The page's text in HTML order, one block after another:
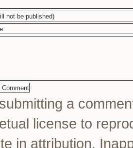
a
license to
in attribution.